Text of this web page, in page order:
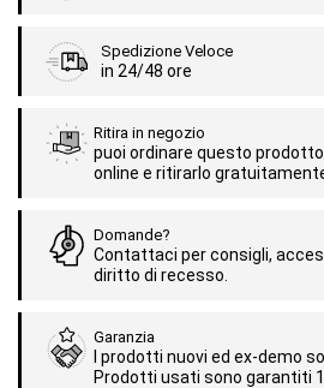
Spedizione Veloce
in 24/48 ore
Ritira in negozio
puoi ordinare questo
online e ritirarlo
Domande?
Contattaci per consigli,
diritto di recesso.
Garanzia
I prodotti nuovi ed ex-demo
Prodotti usati sono garantiti